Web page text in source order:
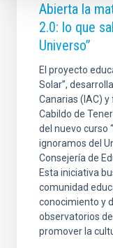
Abierta la
2.0: lo que
Universo”
El proyecto
Solar”,
Canarias (IAC)
Cabildo de
del nuevo curso
ignoramos del
Consejería de
Esta iniciativa
comunidad
conocimiento y
observatorios
promover la